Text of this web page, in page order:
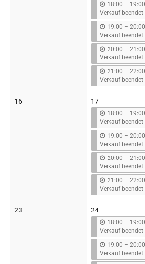
18:00 – b
i
s
19:00
Verkauf beendet
19:00 – b
i
s
20:00
Verkauf beendet
20:00 – b
i
s
21:00
Verkauf beendet
21:00 – b
i
s
22:00
Verkauf beendet
16Keine
17
18:00 – b
i
s
19:00
Verkauf beendet
19:00 – b
i
s
20:00
Verkauf beendet
20:00 – b
i
s
21:00
Verkauf beendet
21:00 – b
i
s
22:00
Verkauf beendet
23 24
18:00 – b
i
s
19:00
Verkauf beendet
19:00 – b
i
s
20:00
Verkauf beendet